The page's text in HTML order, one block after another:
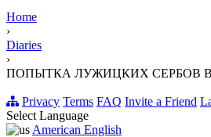
Home
›
Diaries
›
ПОПЫТКА ЛУЖИЦКИХ СЕРБОВ
Privacy Terms FAQ Invite a Friend
Select Language
American English